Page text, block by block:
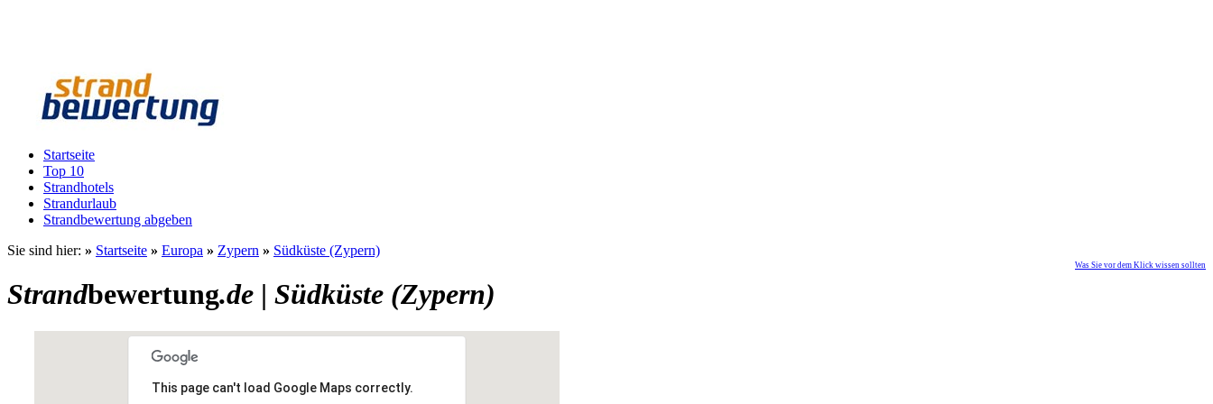
Startseite
Top 10
Strandhotels
Strandurlaub
Strandbewertung abgeben
Was Sie vor dem Klick wissen sollten
Sie sind hier: » Startseite » Europa » Zypern » Südküste (Zypern)
Strandbewertung.de | Südküste (Zypern)
This page can't load Google Maps correctly.